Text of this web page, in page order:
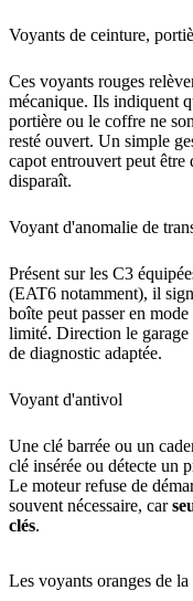
Voyants de ceinture,
Ces voyants rouges
mécanique. Ils indiquent
portière ou le coffre ne
resté ouvert. Un simple
capot entrouvert peut
disparaît.
Voyant d'anomalie de
Présent sur les C3
(EAT6 notamment), il
boîte peut passer en
limité. Direction le garage
de diagnostic adaptée.
Voyant d'antivol
Une clé barrée ou un
clé insérée ou détecte un
Le moteur refuse de
souvent nécessaire, car
clés.
Les voyants oranges de